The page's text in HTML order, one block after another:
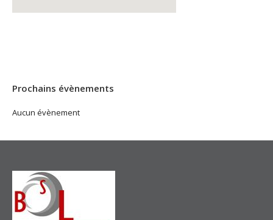
Prochains évènements
Aucun évènement